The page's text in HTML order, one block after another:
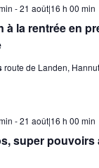
à la rentrée en
-21 août|16 h 00 min
route de Landen, Hannut
super pouvoirs
-21 août|16 h 00 min